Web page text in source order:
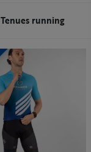
Tenues running